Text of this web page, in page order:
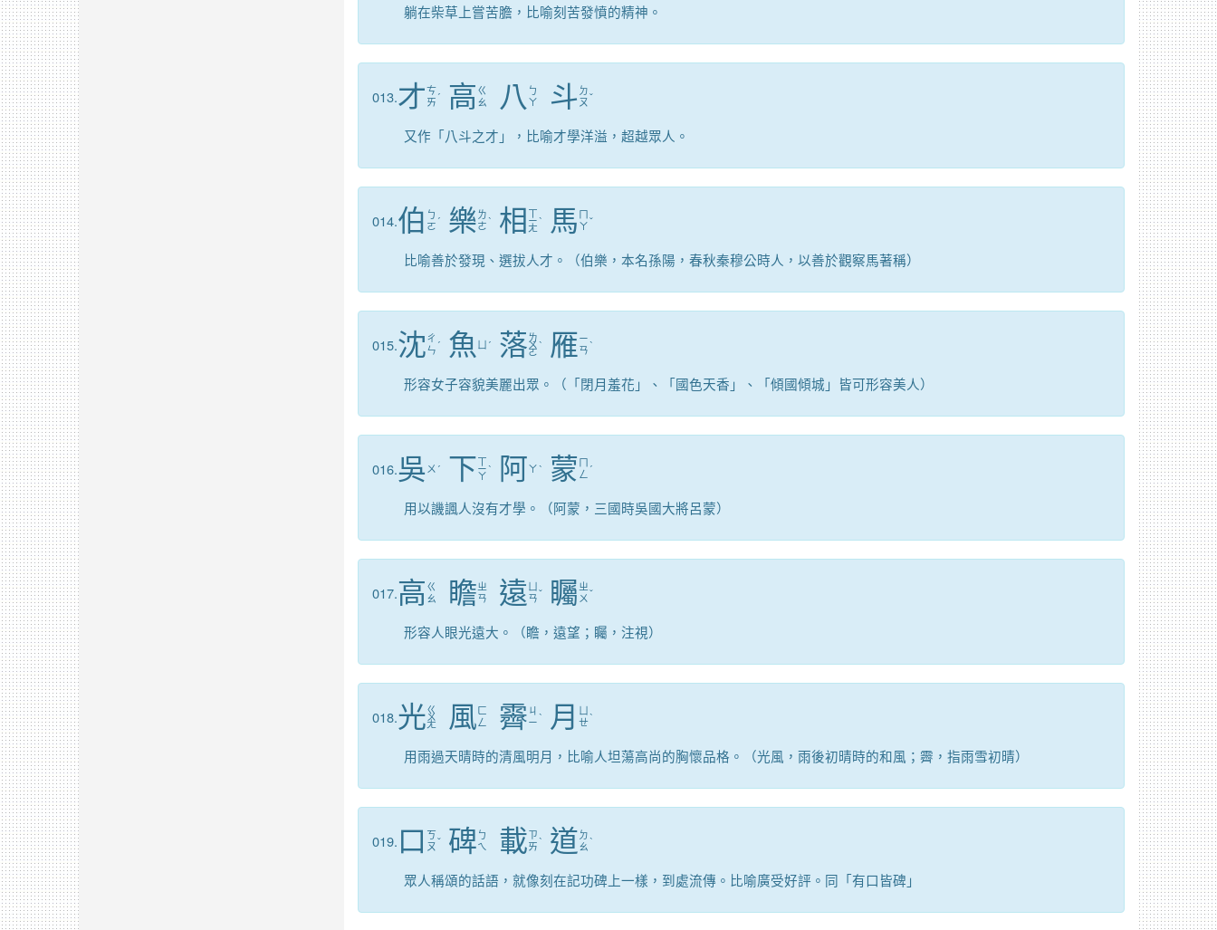
躺在柴草上嘗苦膽，比喻刻苦發憤的精神。
013.才ㄘ
ㄞ ˊ 高 ㄍ
ㄠ
八 ㄅ
ㄚ
斗 ㄉ
ㄡˇ
又作「八斗之才」，比喻才學洋溢，超越眾人。
014.伯 ㄅ
ㄛ ˊ 樂ㄌ
ㄜˋ 相 ㄒ
ㄧ
ㄤ
ˋ 馬 ㄇ
ㄚˇ
比喻善於發現、選拔人才。（伯樂，本名孫陽，春秋秦穆公時人，以善於觀察馬著稱）
015.沈ㄔ
ㄣ ˊ 魚 ˊ 落ㄌ
ㄨ
ㄛ
ˋ 雁ㄧ
ㄢˋ
形容女子容貌美麗出眾。（「閉月羞花」、「國色天香」、「傾國傾城」皆可形容美人）
016.吳 ㄨ ˊ 下ㄒ
ㄧ
ㄚ
ˋ 阿ㄚˋ 蒙 ㄇ
ㄥ ˊ
用以譏諷人沒有才學。（阿蒙，三國時吳國大將呂蒙）
017.高 ㄍ
ㄠ
瞻ㄓ
ㄢ
遠 ㄢˇ 矚 ㄓ
ㄨ ˇ
形容人眼光遠大。（瞻，遠望；矚，注視）
018.光ㄍ
ㄨ
ㄤ 風 ㄈ
ㄥ
霽 ㄐ
ㄧˋ 月
ㄝˋ
用雨過天晴時的清風明月，比喻人坦蕩高尚的胸懷品格。（光風，雨後初晴時的和風；霽，指雨雪初晴）
019. 口 ㄎ
ㄡˇ 碑 ㄅ
ㄟ
載ㄗ
ㄞˋ 道 ㄉ
ㄠˋ
眾人稱頌的話語，就像刻在記功碑上一樣，到處流傳。比喻廣受好評。同「有口皆碑」